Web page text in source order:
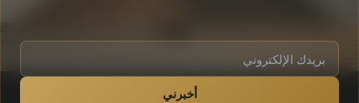
أخبرني